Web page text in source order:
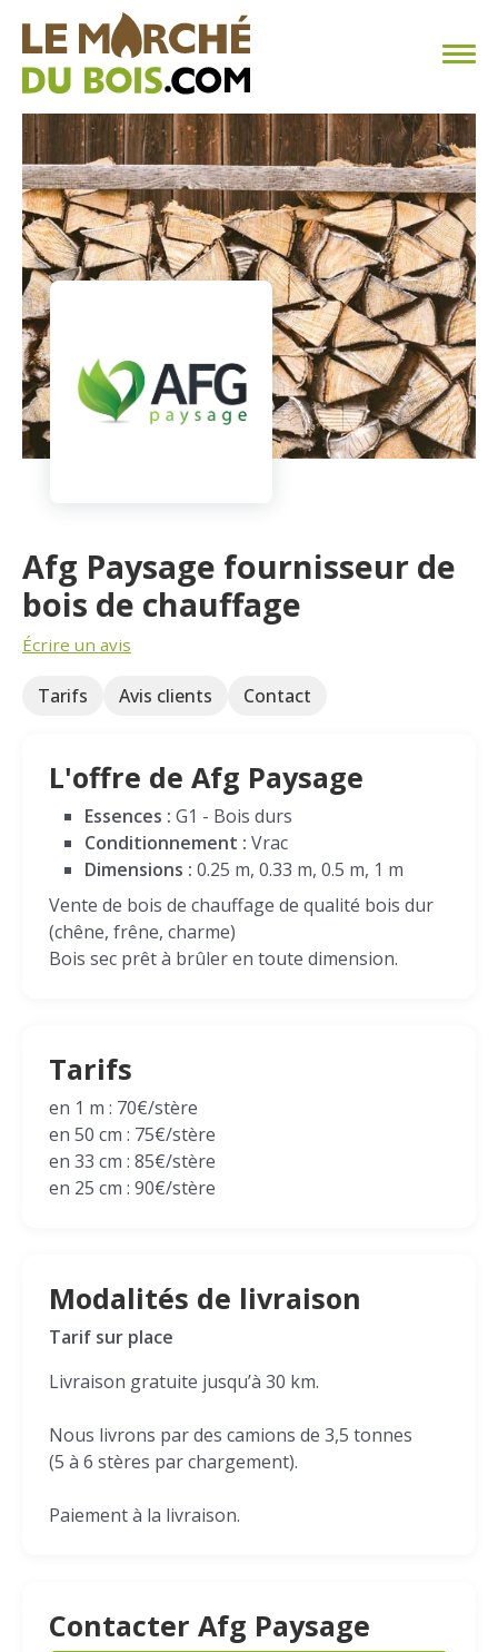
CHAUFFAGE AU BOIS
FAQ
CALCULER SA CONSOMMATION
TROUVER SON FOURNISSEUR
BLOG
ESPACE PRO
Afg Paysage fournisseur de
bois de chauffage
Écrire un avis
Tarifs Avis clients Contact
L'offre de Afg Paysage
Essences : G1 - Bois durs
Conditionnement : Vrac
Dimensions : 0.25 m, 0.33 m, 0.5 m, 1 m
Vente de bois de chauffage de qualité bois dur
(chêne, frêne, charme)
Bois sec prêt à brûler en toute dimension.
Tarifs
en 1 m : 70€/stère
en 50 cm : 75€/stère
en 33 cm : 85€/stère
en 25 cm : 90€/stère
Modalités de livraison
Tarif sur place
Livraison gratuite jusqu’à 30 km.
Nous livrons par des camions de 3,5 tonnes
(5 à 6 stères par chargement).
Paiement à la livraison.
Contacter Afg Paysage